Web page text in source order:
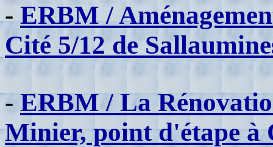
- ERBM /
Cité 5/12 de
-ERBM / La
Minier, point d'étape à